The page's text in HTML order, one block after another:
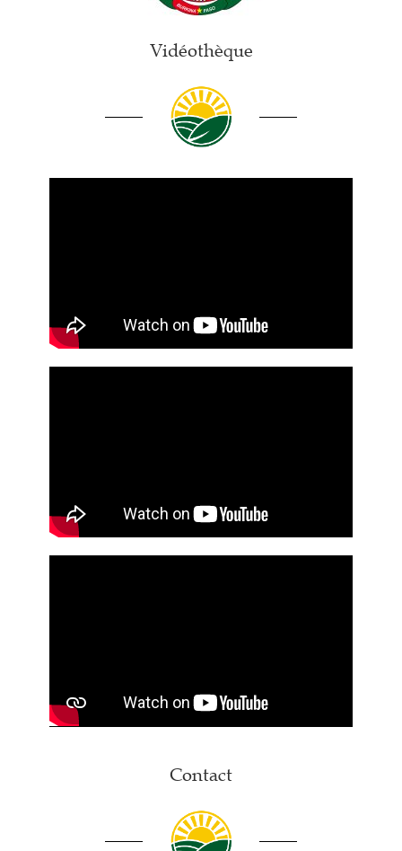
Vidéothèque
Contact